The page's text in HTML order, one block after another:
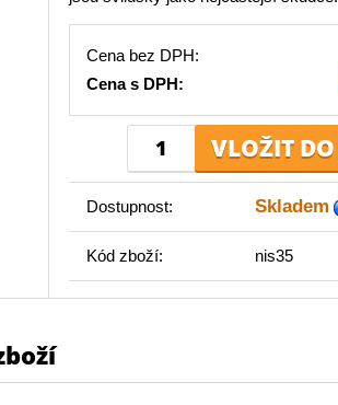
Cena bez DPH:
Cena s DPH:
Dostupnost: Skladem
Kód zboží: nis35